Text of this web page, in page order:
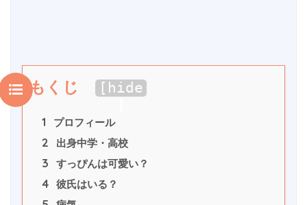
もくじ [ hide
1 プロフィール
2 出身中学・高校
3 すっぴんは可愛い？
4 彼氏はいる？